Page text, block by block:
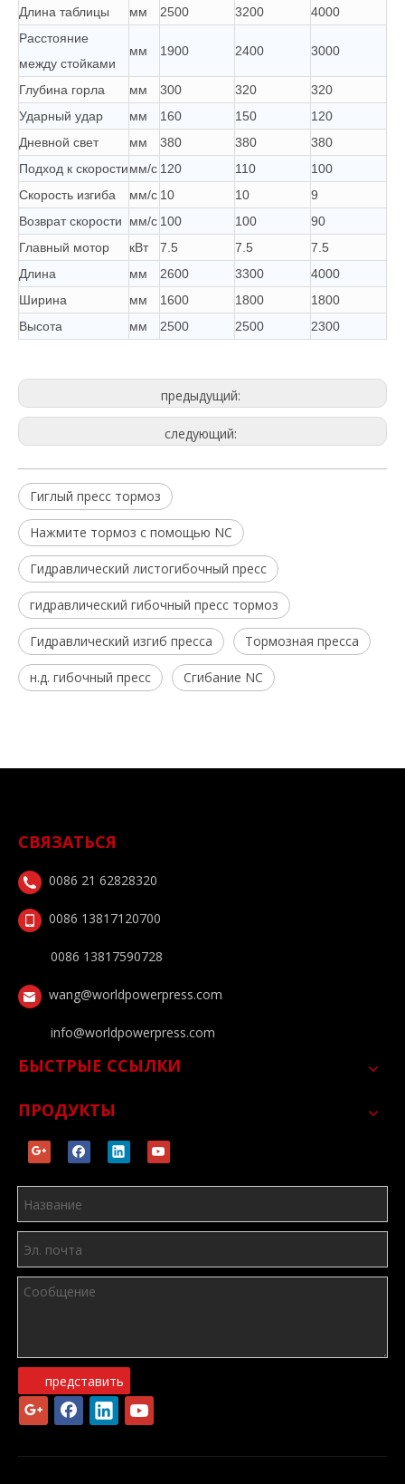
Длина таблицы мм 2500 3200
4000
Расстояние
между стойками
мм 1900 2400 3000
Глубина горла мм 300 320
320
Ударный удар
мм 160 150
120
Дневной свет
мм 380 380
380
Подход к скоростимм/с 120 110
100
Скорость изгиба
мм/с 10 10
9
Возврат скорости
мм/с 100 100
90
Главный мотор
кВт 7.5 7.5
7.5
Длина
мм 2600 3300
4000
Ширина
мм 1600 1800
1800
Высота
мм 2500 2500 2300
предыдущий:
следующий:
Гиглый пресс тормоз
Нажмите тормоз с помощью NC
Гидравлический листогибочный пресс
гидравлический гибочный пресс тормоз
Гидравлический изгиб пресса Тормозная пресса
н.д. гибочный пресс Сгибание NC
СВЯЗАТЬСЯ
0086 21 62828320
0086 13817120700
0086 13817590728
wang@worldpowerpress.com
info@worldpowerpress.com
БЫСТРЫЕ ССЫЛКИ
ПРОДУКТЫ
представить